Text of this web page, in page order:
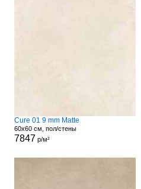
Cure 01 9 mm Matte
60x60 см, пол/стены
7847 р/м²